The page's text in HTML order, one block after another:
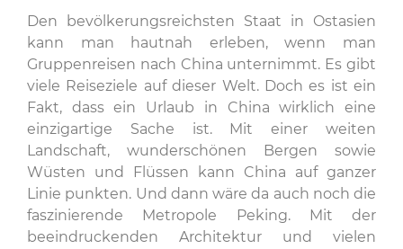
Den bevölkerungsreichsten Staat in Ostasien
kann man hautnah erleben, wenn man
Gruppenreisen nach China unternimmt. Es gibt
viele Reiseziele auf dieser Welt. Doch es ist ein
Fakt, dass ein Urlaub in China wirklich eine
einzigartige Sache ist. Mit einer weiten
Landschaft, wunderschönen Bergen sowie
Wüsten und Flüssen kann China auf ganzer
Linie punkten. Und dann wäre da auch noch die
faszinierende Metropole Peking. Mit der
beeindruckenden Architektur und vielen